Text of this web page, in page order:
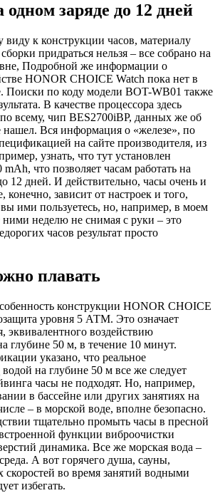
заряде до 12 дней
к конструкции часов, материалу
придраться нельзя – все собрано на
Подробной же информации о
HONOR CHOICE Watch пока нет в
Поиски по коду модели BOT-WB01 также
В качестве процессора здесь
по всему, чип BES2700iBP, данных же об
нашел. Вся информация о «железе», по
на сайте производителя, из
узнать, что тут установлен
что позволяет часам работать на
12 дней. И действительно, часы очень и
конечно, зависит от настроек и того,
вы ими пользуетесь, но, например, в моем
ними неделю не снимая с руки – это
часов результат просто
плавать
конструкции HONOR CHOICE
уровня 5 АТМ. Это означает
эквивалентного воздействию
глубине 50 м, в течение 10 минут.
указано, что реальное
на глубине 50 м все же следует
часы не подходят. Но, например,
в бассейне или других занятиях на
– в морской воде, вполне безопасно.
тщательно промыть часы в пресной
функции виброочистки
динамика. Все же морская вода –
А вот горячего душа, сауны,
во время занятий водными
избегать.